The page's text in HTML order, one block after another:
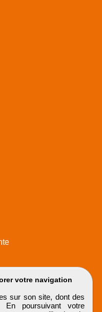
votre navigation
sur son site, dont des
En poursuivant votre